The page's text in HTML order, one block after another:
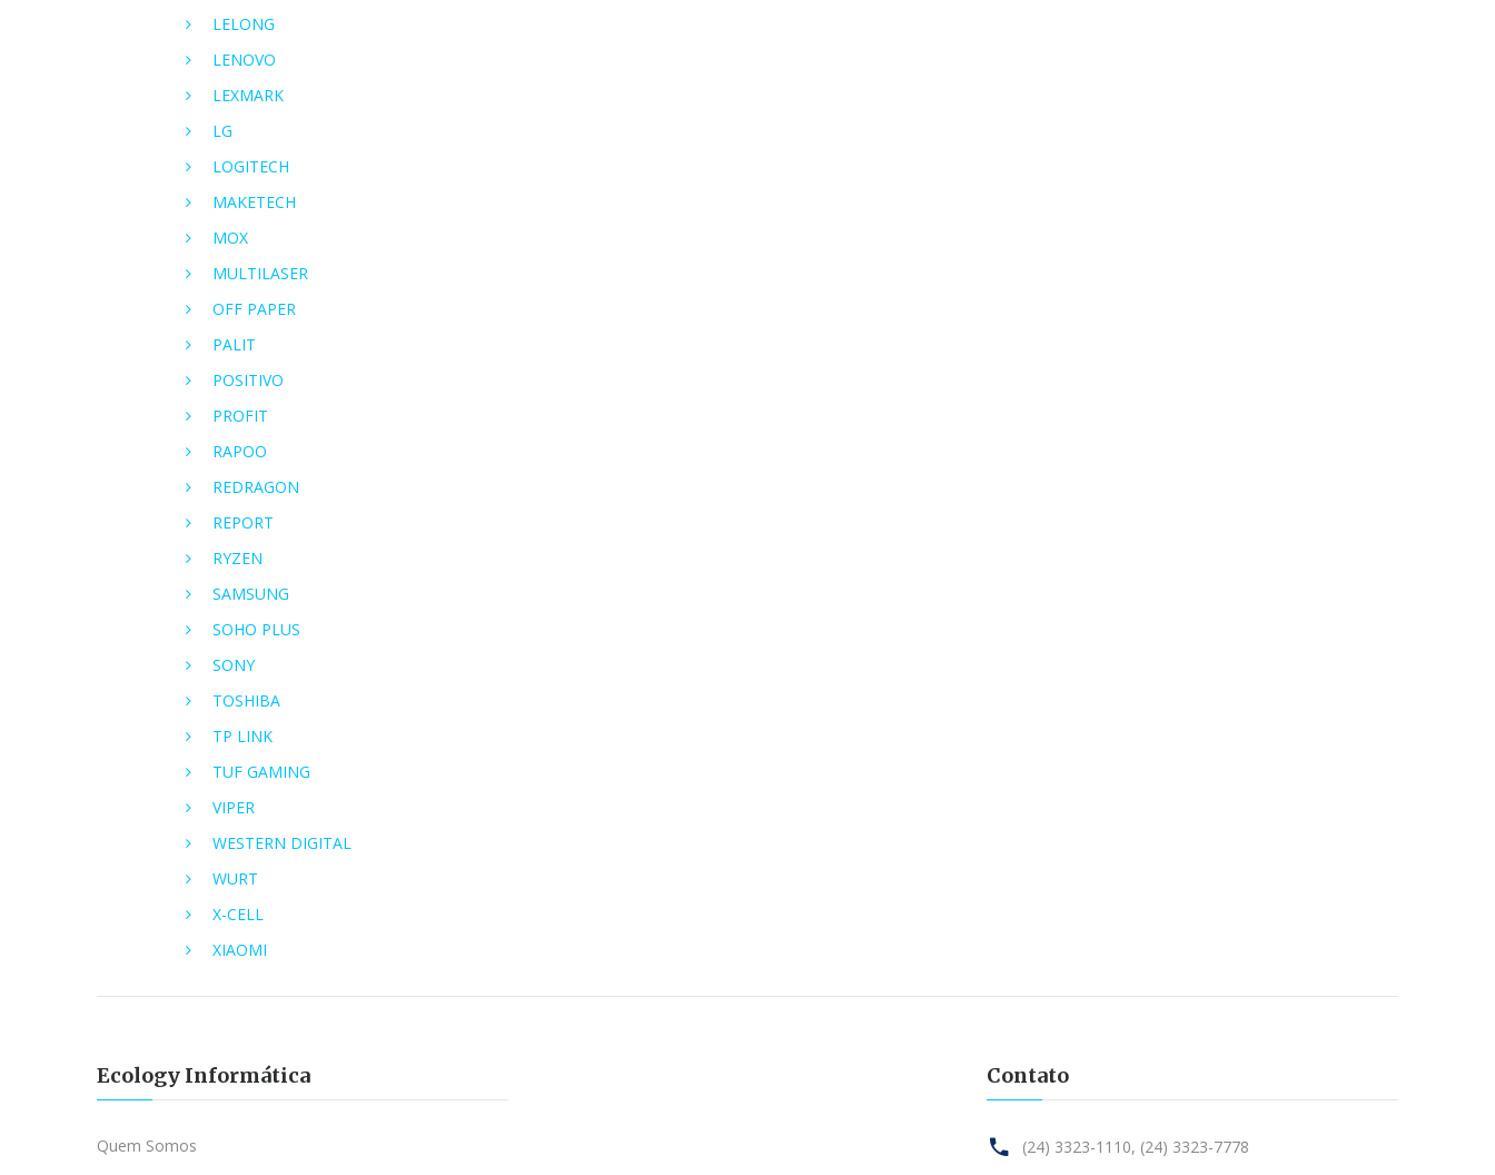
LELONG
LENOVO
LEXMARK
LG
LOGITECH
MAKETECH
MOX
MULTILASER
OFF PAPER
PALIT
POSITIVO
PROFIT
RAPOO
REDRAGON
REPORT
RYZEN
SAMSUNG
SOHO PLUS
SONY
TOSHIBA
TP LINK
TUF GAMING
VIPER
WESTERN DIGITAL
WURT
X-CELL
XIAOMI
Ecology Informática
Quem Somos
Contato
(24) 3323-1110, (24) 3323-7778